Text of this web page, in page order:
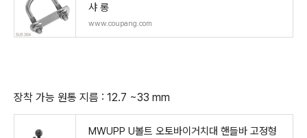
샤 롱
www.coupang.com
장착 가능 원통 지름 : 12.7 ~33 mm
MWUPP U볼트 오토바이거치대 핸들바 고정형